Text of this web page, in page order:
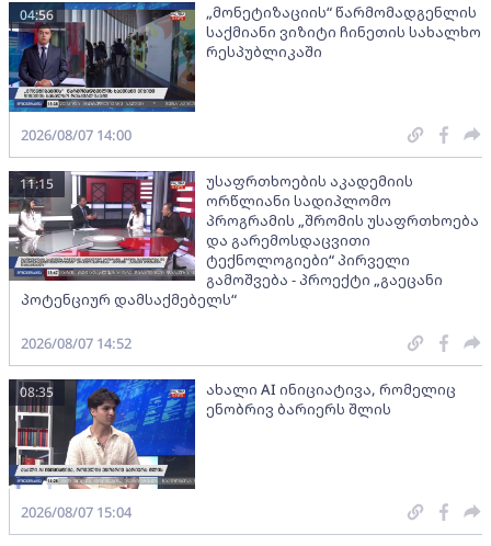
„მონეტიზაციის“ წარმომადგენლის
საქმიანი ვიზიტი ჩინეთის სახალხო
რესპუბლიკაში
04:56
2026/08/07 14:00
უსაფრთხოების აკადემიის
ორწლიანი სადიპლომო
პროგრამის „შრომის უსაფრთხოება
და გარემოსდაცვითი
ტექნოლოგიები“ პირველი
გამოშვება - პროექტი „გაეცანი
პოტენციურ დამსაქმებელს“
11:15
2026/08/07 14:52
ახალი AI ინიციატივა, რომელიც
ენობრივ ბარიერს შლის
08:35
2026/08/07 15:04